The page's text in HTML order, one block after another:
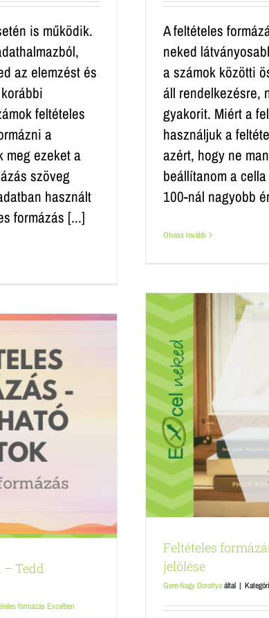
is működik.
az elemzést és
feltételes
a
meg ezeket a
szöveg
használt
formázás [...]
A feltételes
neked
a számok közötti
áll rendelkezésre,
gyakorit. Miért a
használjuk a
azért, hogy ne
beállítanom a
100-nál nagyobb
Olvass tovább
dátum esetén –
jelölése
formázás Excelben
Feltételes
jelölése
Gere-Nagy Dorottyaáltal |
– Tedd
formázás Excelben